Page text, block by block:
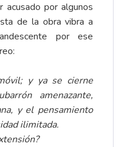
por algunos
de la obra vibra a
por ese
y ya se cierne
amenazante,
y el pensamiento
ilimitada.